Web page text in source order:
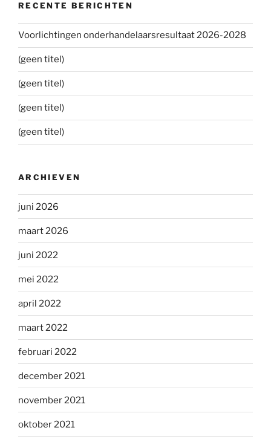
RECENTE BERICHTEN
Voorlichtingen onderhandelaarsresultaat 2026-2028
(geen titel)
(geen titel)
(geen titel)
(geen titel)
ARCHIEVEN
juni 2026
maart 2026
juni 2022
mei 2022
april 2022
maart 2022
februari 2022
december 2021
november 2021
oktober 2021